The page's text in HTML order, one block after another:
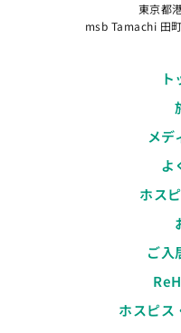
東京都
msb Tamachi 田
メデ
よ
ホス
ご入
ホスピス